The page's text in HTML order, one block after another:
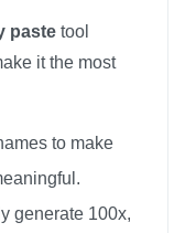
paste tool
it the most
to make
generate 100x,